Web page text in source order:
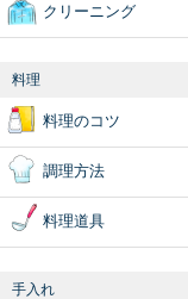
クリーニング
料理
料理のコツ
調理方法
料理道具
手入れ